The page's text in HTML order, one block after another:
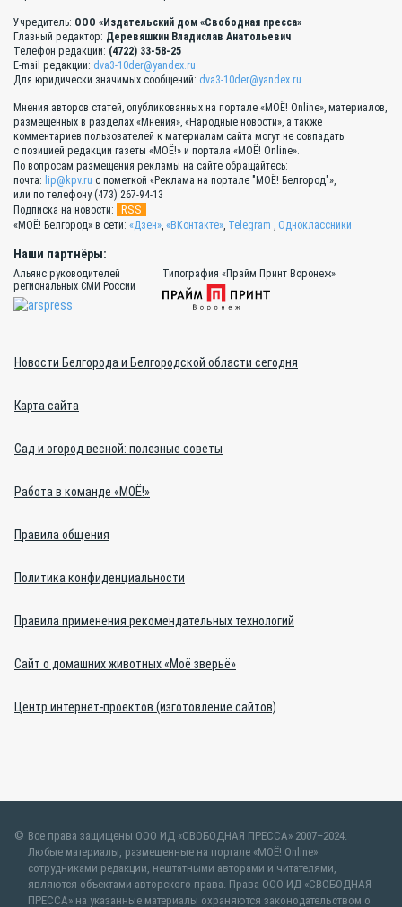
Учредитель: ООО «Издательский дом «Свободная пресса»
Главный редактор: Деревяшкин Владислав Анатольевич
Телефон редакции: (4722) 33-58-25
E-mail редакции: dva3-10der@yandex.ru
Для юридически значимых сообщений: dva3-10der@yandex.ru
Мнения авторов статей, опубликованных на портале «МОЁ! Online», материалов,
размещённых в разделах «Мнения», «Народные новости», а также
комментариев пользователей к материалам сайта могут не совпадать
с позицией редакции газеты «МОЁ!» и портала «МОЁ! Online».
По вопросам размещения рекламы на сайте обращайтесь:
почта: lip@kpv.ru с пометкой «Реклама на портале "МОЁ! Белгород"»,
или по телефону (473) 267-94-13
Подписка на новости:
RSS
«МОЁ! Белгород» в сети: «Дзен», «ВКонтакте», Telegram , Одноклассники
Наши партнёры:
Альянс руководителей
региональных СМИ России
Типография «Прайм Принт Воронеж»
Новости Белгорода и Белгородской области сегодня
Карта сайта
Сад и огород весной: полезные советы
Работа в команде «МОЁ!»
Правила общения
Политика конфиденциальности
Правила применения рекомендательных технологий
Сайт о домашних животных «Моё зверьё»
Центр интернет-проектов (изготовление сайтов)
Все права защищены ООО ИД «СВОБОДНАЯ ПРЕССА» 2007–2024.
Любые материалы, размещенные на портале «МОЁ! Online»
сотрудниками редакции, нештатными авторами и читателями,
являются объектами авторского права. Права ООО ИД «СВОБОДНАЯ
ПРЕССА» на указанные материалы охраняются законодательством о